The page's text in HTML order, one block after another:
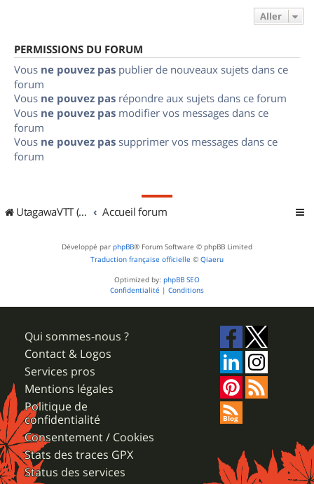
Aller
PERMISSIONS DU FORUM
Vous ne pouvez pas publier de nouveaux sujets dans ce
forum
Vous ne pouvez pas répondre aux sujets dans ce forum
Vous ne pouvez pas modifier vos messages dans ce
forum
Vous ne pouvez pas supprimer vos messages dans ce
forum
UtagawaVTT (Randos VTT et VTTAE avec traces GPS) Accueil forum
Développé par phpBB® Forum Software © phpBB Limited
Traduction française officielle © Qiaeru
Optimized by: phpBB SEO
Confidentialité | Conditions
Qui sommes-nous ?
Contact & Logos
Services pros
Mentions légales
Politique de
confidentialité
Consentement / Cookies
Stats des traces GPX
Status des services